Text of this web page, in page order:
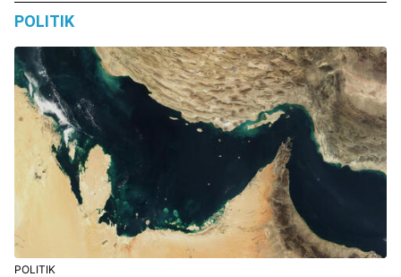
POLITIK
POLITIK